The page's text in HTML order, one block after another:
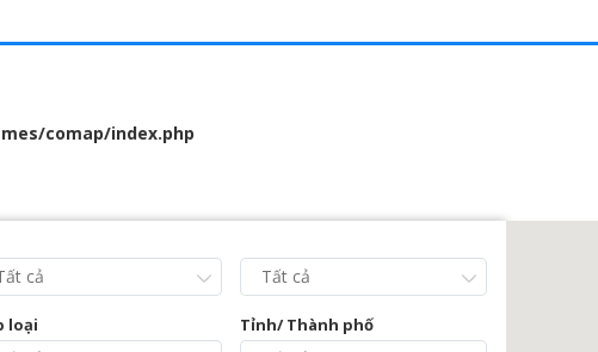
comap/index.php
loại Tỉnh/ Thành phố